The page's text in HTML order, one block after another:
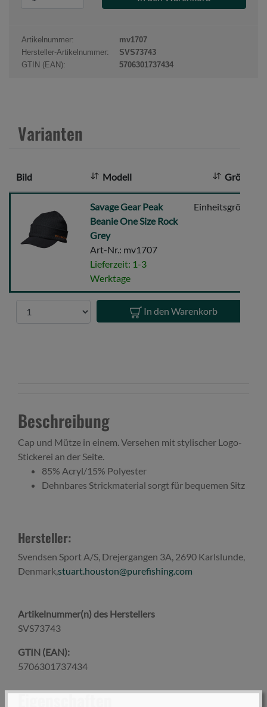
r
d
u
k
a
:
Artikelnummer:
mv1707
Hersteller-Artikelnummer:
SVS73743
GTIN (EAN):
5706301737434
Varianten
Bild Modell Größe
Gear
Peak
Beanie
Rock
Savage Gear Peak
Beanie One Size Rock
Grey
Art-Nr.: mv1707
Lieferzeit: 1-3
Werktage
Einheitsgröße
In den Warenkorb
Beschreibung
Cap und Mütze in einem. Versehen mit stylischer Logo-
Stickerei an der Seite.
85% Acryl/15% Polyester
Dehnbares Strickmaterial sorgt für bequemen Sitz
Hersteller:
Svendsen Sport A/S, Drejergangen 3A, 2690 Karlslunde,
Denmark,stuart.houston@purefishing.com
Artikelnummer(n) des Herstellers
SVS73743
GTIN (EAN):
5706301737434
Eigenschaften